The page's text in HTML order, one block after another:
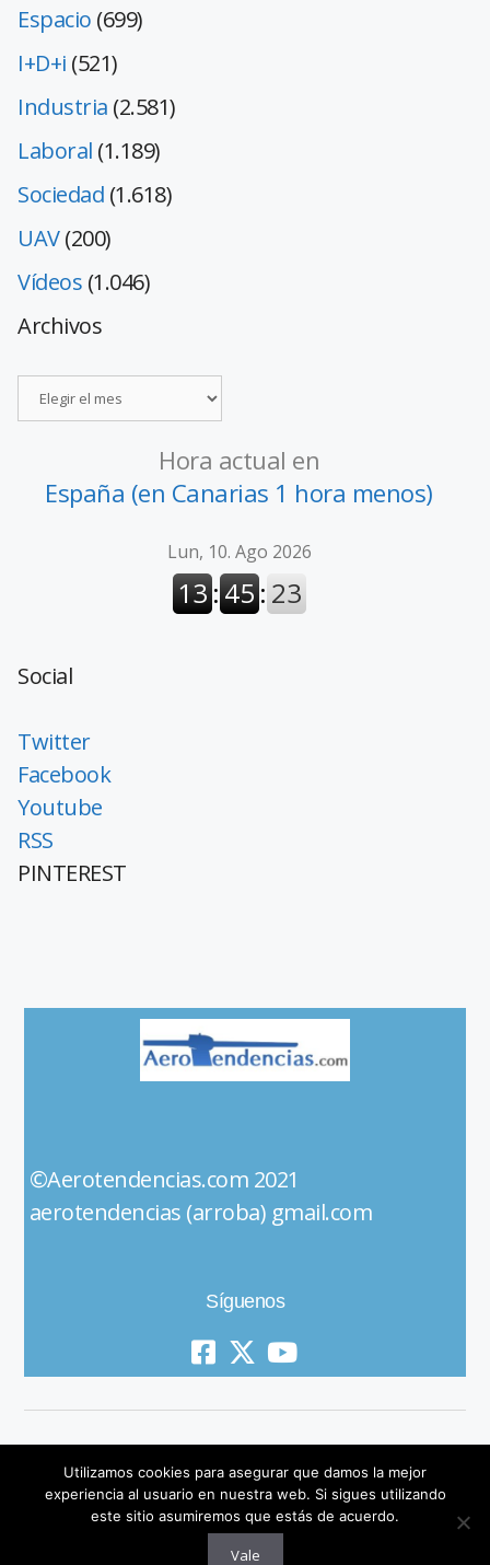
Espacio (699)
I+D+i (521)
Industria (2.581)
Laboral (1.189)
Sociedad (1.618)
UAV(200)
Vídeos (1.046)
Archivos
Hora actual en
España (en Canarias 1 hora menos)
Social
Twitter
Facebook
Youtube
RSS
PINTEREST
©Aerotendencias.com 2021
aerotendencias (arroba) gmail.com
Síguenos
© 2019 All Rights Reserved
Utilizamos cookies para asegurar que damos la mejor
experiencia al usuario en nuestra web. Si sigues utilizando
este sitio asumiremos que estás de acuerdo.
Vale